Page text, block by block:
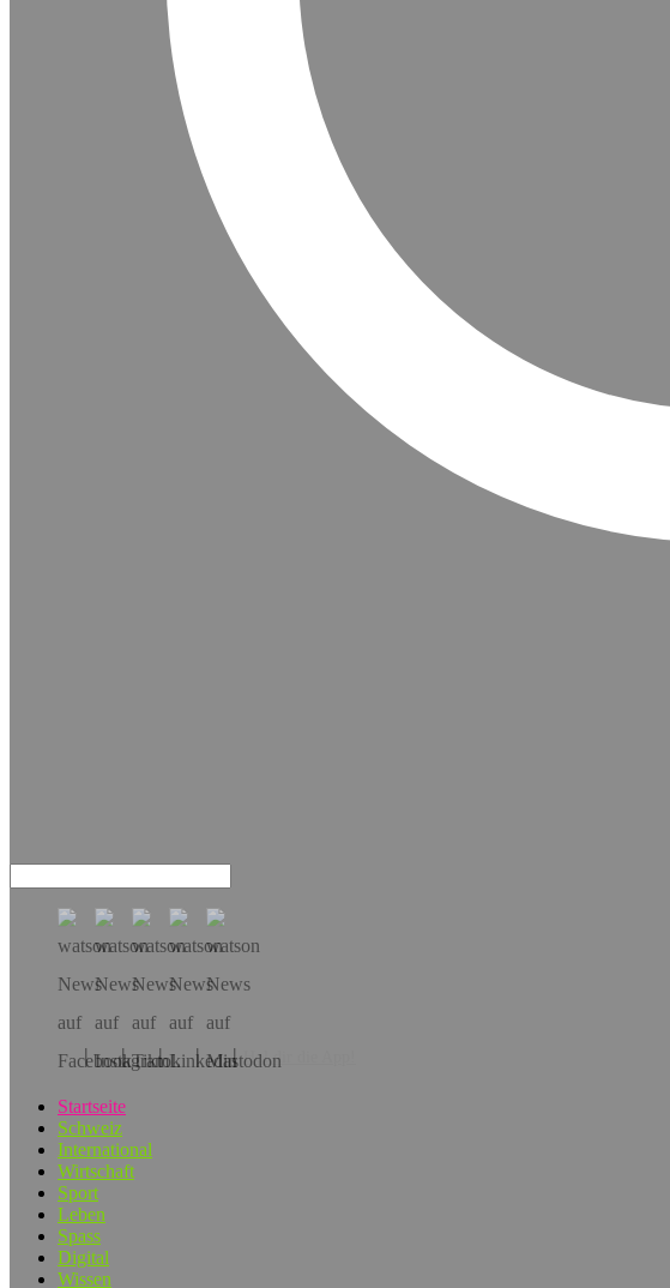
Hol dir die App!
Startseite
Schweiz
International
Wirtschaft
Sport
Leben
Spass
Digital
Wissen